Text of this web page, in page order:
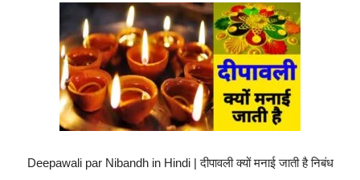
Deepawali par Nibandh in Hindi | दीपावली क्यों मनाई जाती है निबंध